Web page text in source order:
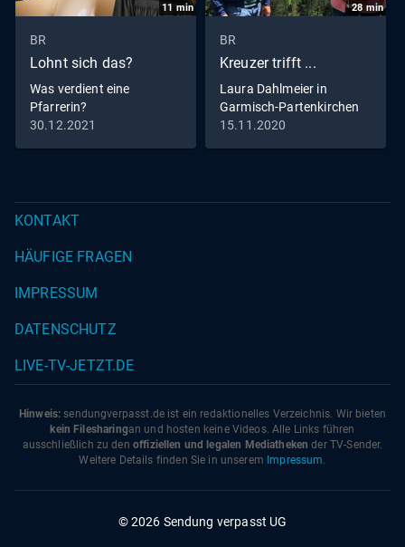
11 min
BR
Lohnt sich das?
Was verdient eine
Pfarrerin?
30.12.2021
28 min
BR
Kreuzer trifft ...
Laura Dahlmeier in
Garmisch-Partenkirchen
15.11.2020
KONTAKT
HÄUFIGE FRAGEN
IMPRESSUM
DATENSCHUTZ
LIVE-TV-JETZT.DE
Hinweis: sendungverpasst.de ist ein redaktionelles Verzeichnis. Wir bieten
kein Filesharingan und hosten keine Videos. Alle Links führen
ausschließlich zu den offiziellen und legalen Mediatheken der TV-Sender.
Weitere Details finden Sie in unserem Impressum.
© 2026 Sendung verpasst UG